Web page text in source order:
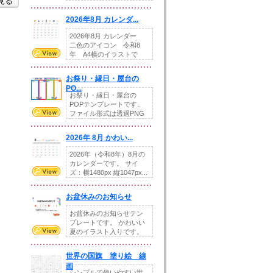
2026年8月 カレンダ...
2026年8月 カレンダー
二色のアイコン 令和8
年 A4横のイラストで
お祭り・縁日・屋台の
PO...
お祭り・縁日・屋台の
POPテンプレートです。
ファイル形式は透過PNG
2026年 8月 かわい...
2026年（令和8年）8月の
カレンダーです。 サイ
ズ：横1480px 縦1047px...
お盆休みのお知らせ
お盆休みのお知らせテン
プレートです。 かわいい
夏のイラスト入りです。
世界の国旗 塗り絵 線
画